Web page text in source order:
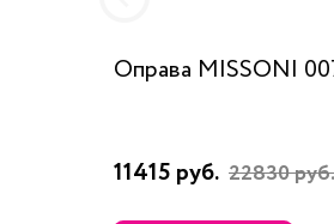
Оправа MISSONI
11415 руб. 22830 руб.